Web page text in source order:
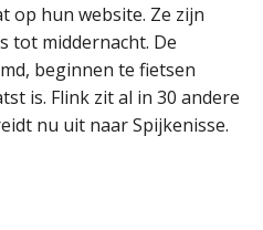
op hun website. Ze zijn
tot middernacht. De
beginnen te fietsen
is. Flink zit al in 30 andere
nu uit naar Spijkenisse.